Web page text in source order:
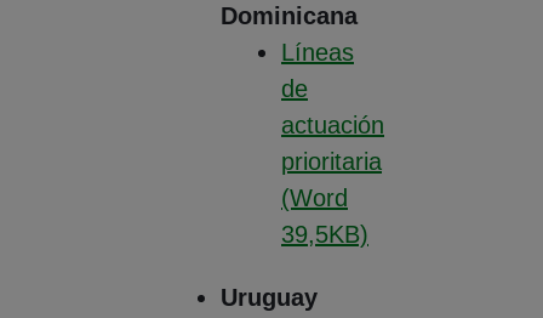
Dominicana
Líneas
de
actuación
prioritaria
(Word
39,5KB)
Uruguay